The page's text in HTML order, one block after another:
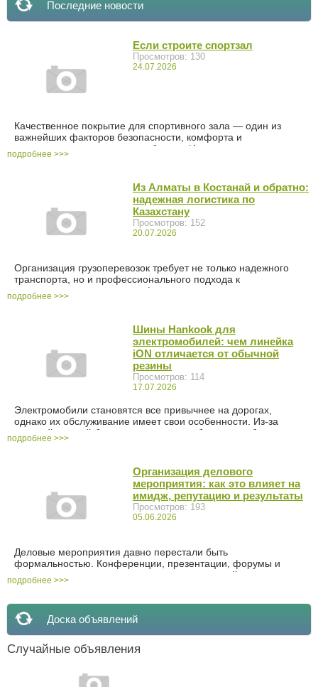
Последние новости
Если строите спортзал
Просмотров: 130
24.07.2026
Качественное покрытие для спортивного зала — один из
важнейших факторов безопасности, комфорта и
долговечности спортивного объекта. Именно напольное
покрытие принимает на себя постоянные динамические
сцепление с обувью и сохраняет свои свойства даже при
интенсивной эксплуатации. Поэтому при строительстве или
реконструкции спортивных объектов важно выбирать
материалы, соответствующие назначению помещения и
предполагаемым нагрузкам. По сути, оно является главным
спортивным инвентарем объекта. BK Company предлагает
зала: подбор материалов,...
подробнее >>>
Из Алматы в Костанай и обратно:
надежная логистика по
Казахстану
Просмотров: 152
20.07.2026
Организация грузоперевозок требует не только надежного
транспорта, но и профессионального подхода к
планированию маршрута, оформлению документов и
контролю доставки. Если вам необходимы грузоперевозки,
Компания SAF Логистика уже много лет успешно организует
грузоперевозки по Казахстану, предлагая комплексные
логистические решения для бизнеса и частных клиентов.
Собственный опыт, современный автопарк и
профессиональная команда позволяют выполнять перевозки
точно в срок независимо от сложности маршрута. Какие
грузы мы перевозим В Казахстане грузоперевозки Алматы
Костанай востребован...
подробнее >>>
Шины Hankook для
электромобилей: чем линейка
iON отличается от обычной
резины
Просмотров: 114
17.07.2026
Электромобили становятся все привычнее на дорогах,
однако их обслуживание имеет свои особенности. Из-за
тяжелой тяговой батареи такие автомобили весят больше
сопоставимых моделей с двигателем внутреннего сгорания,
практически сразу после нажатия на педаль. Это повышает
нагрузку на шины, ускоряет износ протектора и делает
особенно важными устойчивость, прочность и низкое
сопротивление качению. Кроме того, в тихом салоне
электромобиля заметнее шум от контакта колес с дорогой,
поэтому к акустическому комфорту также предъявляются
электромобиля недостаточно...
подробнее >>>
Организация делового
мероприятия: как это влияет на
имидж, репутацию и результаты
Просмотров: 193
05.06.2026
Деловые мероприятия давно перестали быть
формальностью. Конференции, презентации, форумы и
закрытые встречи с партнерами — это мощный инструмент
коммуникации, который напрямую влияет на восприятие
деталям. Именно поэтому организация делового
только программа, но и общий опыт участников. Имидж
компании формируется из множества факторов, и
позволяют продемонстрировать экспертность, укрепить
подробнее >>>
Доска объявлений
Случайные объявления